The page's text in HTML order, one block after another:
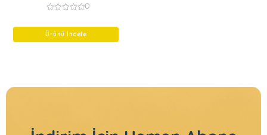
of
0
Ürünü İncele